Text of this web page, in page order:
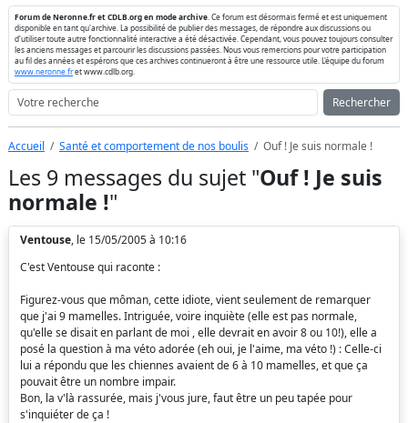
Forum de Neronne.fr et CDLB.org en mode archive . Ce forum est désormais fermé et est uniquement
disponible en tant qu'archive. La possibilité de publier des messages, de répondre aux discussions ou
d'utiliser toute autre fonctionnalité interactive a été désactivée. Cependant, vous pouvez toujours consulter
les anciens messages et parcourir les discussions passées. Nous vous remercions pour votre participation
au fil des années et espérons que ces archives continueront à être une ressource utile. L'équipe du forum
www.neronne.fret www.cdlb.org.
Rechercher
Accueil Santé et comportement de nos boulis Ouf ! Je suis normale !
Les 9 messages du sujet "Ouf ! Je suis
normale !"
Ventouse, le 15/05/2005 à 10:16
C'est Ventouse qui raconte :
Figurez-vous que môman, cette idiote, vient seulement de remarquer
que j'ai 9 mamelles. Intriguée, voire inquiète (elle est pas normale,
qu'elle se disait en parlant de moi , elle devrait en avoir 8 ou 10!), elle a
posé la question à ma véto adorée (eh oui, je l'aime, ma véto !) : Celle-ci
lui a répondu que les chiennes avaient de 6 à 10 mamelles, et que ça
pouvait être un nombre impair.
Bon, la v'là rassurée, mais j'vous jure, faut être un peu tapée pour
s'inquiéter de ça !